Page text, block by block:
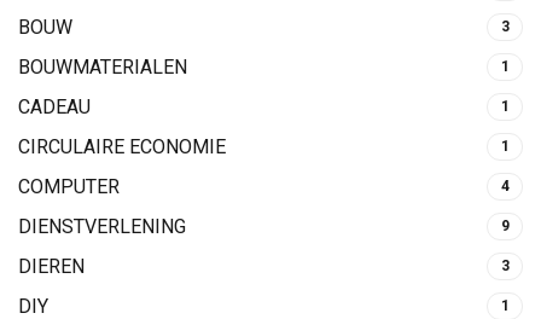
BOUW 3
BOUWMATERIALEN 1
CADEAU 1
CIRCULAIRE ECONOMIE 1
COMPUTER 4
DIENSTVERLENING 9
DIEREN 3
DIY 1